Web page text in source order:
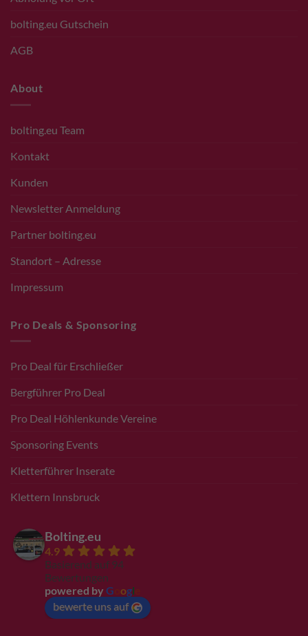
bolting.eu Gutschein
AGB
About
bolting.eu Team
Kontakt
Kunden
Newsletter Anmeldung
Partner bolting.eu
Standort – Adresse
Impressum
Pro Deals & Sponsoring
Pro Deal für Erschließer
Bergführer Pro Deal
Pro Deal Höhlenkunde Vereine
Sponsoring Events
Kletterführer Inserate
Klettern Innsbruck
Bolting.eu
4.9
Basierend auf 94
Bewertungen
powered by G ogl
bewerte uns auf